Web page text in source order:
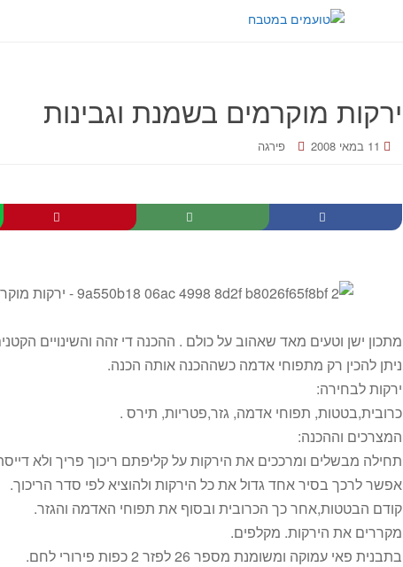
ירקות מוקרמים בשמנת וגבינות
11 במאי 2008 פירגה
מתכון ישן וטעים מאד שאהוב על כולם . ההכנה די זהה והשינויים
ניתן להכין רק מתפוחי אדמה כשההכנה אותה הכנה.
ירקות לבחירה:
כרובית,בטטות, תפוחי אדמה, גזר,פטריות, תירס .
המצרכים וההכנה:
תחילה מבשלים ומרככים את הירקות על קליפתם ריכוך פריך ולא
אפשר לרכך בסיר אחד גדול את כל הירקות ולהוציא לפי סדר הריכוך.
קודם הבטטות,אחר כך הכרובית ובסוף את תפוחי האדמה והגזר.
מקררים את הירקות. מקלפים.
בתבנית פאי עמוקה ומשומנת מספר 26 לפזר 2 כפות פירורי לחם.